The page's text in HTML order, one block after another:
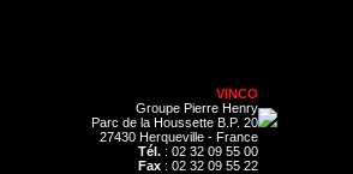
VINCO
Groupe Pierre Henry
Parc de la Houssette B.P. 20
27430 Herqueville - France
Tél. : 02 32 09 55 00
Fax : 02 32 09 55 22